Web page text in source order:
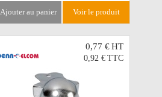
ajouter au panier voir le produit
0,77 €HT
0,92 € TTC